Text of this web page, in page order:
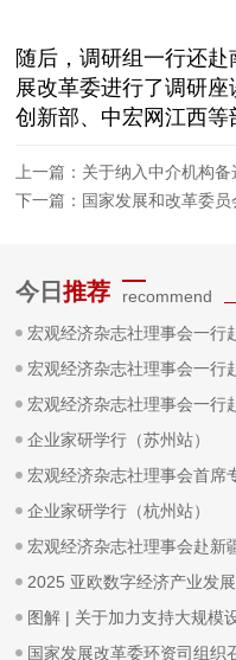
随后，调研组一行还
展改革委进行了调研
创新部、中宏网江西等
上一篇： 关于纳入中介机构
下一篇： 国家发展和改革委员会宏观经
今日推荐
recommend
宏观经济杂志社理事会一行
宏观经济杂志社理事会一行
宏观经济杂志社理事会一行
企业家研学行（苏州站）
企业家研学行（杭州站）
宏观经济杂志社理事会赴新
2025 亚欧数字经济产业发
图解 | 关于加力支持大规模